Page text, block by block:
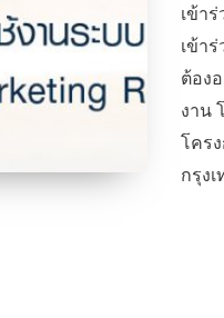
เข้า
เข้า
ต้อง
งาน
โคร
กรุง